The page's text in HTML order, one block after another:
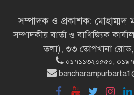
৪ বিয়ের পর
সমর্থক!
প্রধানমন্ত্রীর
সম্পাদক ও প্রকাশক: মোহাম্মদ
সম্পাদকীয় বার্তা ও বাণিজ্যিক
তলা), ৩৩ তোপখানা রোড,
০১৭১১৩২০৫৫০,